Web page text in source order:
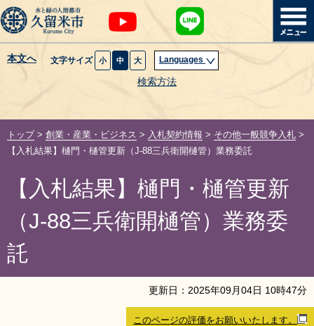
本文へ 文字サイズ 小 中 大 Languages
検索方法
暮らし・届出
健康・医療・福祉
観光魅力・イベント
創業・産業・ビジネス
計画・政策
トップ> 創業・産業・ビジネス > 入札契約情報 > その他一般競争入札 >
【入札結果】樋門・樋管更新（J-88三兵衛開樋管）業務委託
【入札結果】樋門・樋管更新
（J-88三兵衛開樋管）業務委
託
更新日： 2025年09月04日 10時47分
このページの評価をお願いいたします。